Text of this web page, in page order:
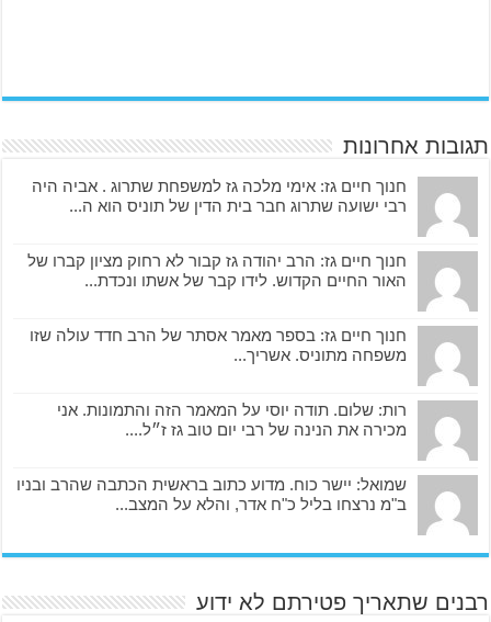
תגובות אחרונות
חנוך חיים גז: אימי מלכה גז למשפחת שתרוג . אביה היה
רבי ישועה שתרוג חבר בית הדין של תוניס הוא ה...
חנוך חיים גז: הרב יהודה גז קבור לא רחוק מציון קברו של
האור החיים הקדוש. לידו קבר של אשתו ונכדת...
חנוך חיים גז: בספר מאמר אסתר של הרב חדד עולה שזו
משפחה מתוניס. אשריך...
רות: שלום. תודה יוסי על המאמר הזה והתמונות. אני
מכירה את הנינה של רבי יום טוב גז ז״ל....
שמואל: יישר כוח. מדוע כתוב בראשית הכתבה שהרב ובניו
ב"מ נרצחו בליל כ"ח אדר, והלא על המצב...
רבנים שתאריך פטירתם לא ידוע